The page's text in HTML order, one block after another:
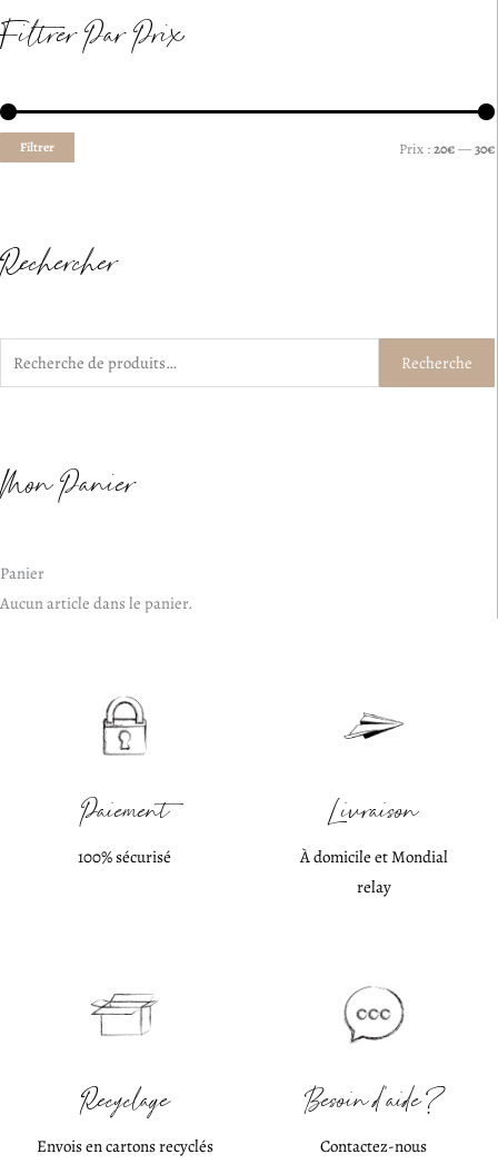
Filtrer Par Prix
Filtrer Prix :20€—30€
Rechercher
Recherche
pour :
Recherche
Mon Panier
Panier
Aucun article dans le panier.
Paiement
100% sécurisé
Livraison
À domicile et Mondial
relay
Recyclage
Envois en cartons recyclés
Besoin d'aide ?
Contactez-nous